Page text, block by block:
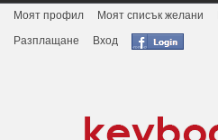
Моят профил Моят списък желани
Разплащане
Вход